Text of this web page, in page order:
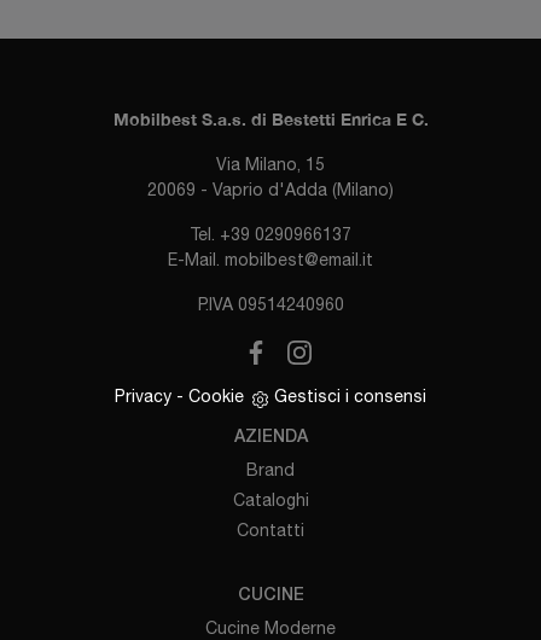
Mobilbest S.a.s. di Bestetti Enrica E C.
Via Milano, 15
20069 - Vaprio d'Adda (Milano)
Tel. +39 0290966137
E-Mail. mobilbest@email.it
P.IVA 09514240960
Privacy - Cookie Gestisci i consensi
AZIENDA
Brand
Cataloghi
Contatti
CUCINE
Cucine Moderne